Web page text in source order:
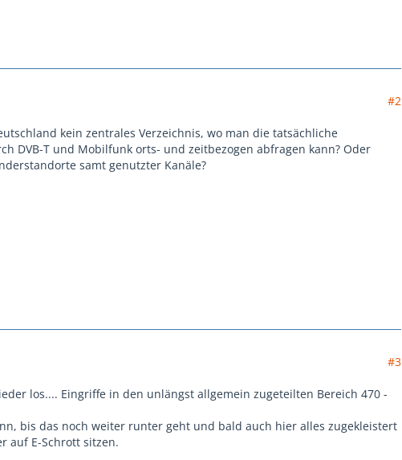
#2
kein zentrales Verzeichnis, wo man die tatsächliche
DVB-T und Mobilfunk orts- und zeitbezogen abfragen kann? Oder
samt genutzter Kanäle?
#3
los.... Eingriffe in den unlängst allgemein zugeteilten Bereich 470 -
bis das noch weiter runter geht und bald auch hier alles zugekleistert
auf E-Schrott sitzen.